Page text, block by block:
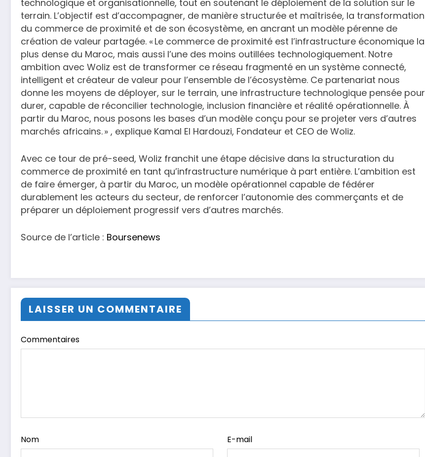
technologique et organisationnelle, tout en soutenant le déploiement de la solution sur le
terrain. L’objectif est d’accompagner, de manière structurée et maîtrisée, la transformation
du commerce de proximité et de son écosystème, en ancrant un modèle pérenne de
création de valeur partagée. « Le commerce de proximité est l’infrastructure économique la
plus dense du Maroc, mais aussi l’une des moins outillées technologiquement. Notre
ambition avec Woliz est de transformer ce réseau fragmenté en un système connecté,
intelligent et créateur de valeur pour l’ensemble de l’écosystème. Ce partenariat nous
donne les moyens de déployer, sur le terrain, une infrastructure technologique pensée pour
durer, capable de réconcilier technologie, inclusion financière et réalité opérationnelle. À
partir du Maroc, nous posons les bases d’un modèle conçu pour se projeter vers d’autres
marchés africains. » , explique Kamal El Hardouzi, Fondateur et CEO de Woliz.
Avec ce tour de pré-seed, Woliz franchit une étape décisive dans la structuration du
commerce de proximité en tant qu’infrastructure numérique à part entière. L’ambition est
de faire émerger, à partir du Maroc, un modèle opérationnel capable de fédérer
durablement les acteurs du secteur, de renforcer l’autonomie des commerçants et de
préparer un déploiement progressif vers d’autres marchés.
Source de l’article : Boursenews
LAISSER UN COMMENTAIRE
Commentaires
Nom E-mail